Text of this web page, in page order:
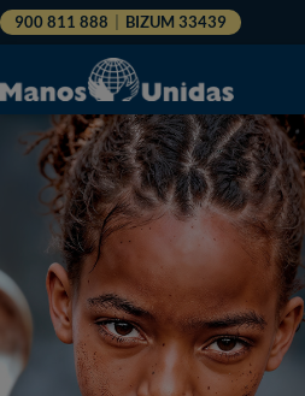
900 811 888 BIZUM 33439